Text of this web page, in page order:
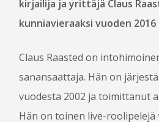
PIENI ROOLIPELISANASTO
OHJELMAOPAS 2016
OHJELMA
kirjailija ja yrittäjä Claus
kunniavieraaksi vuoden 2016
Claus Raasted on
sanansaattaja. Hän on
vuodesta 2002 ja toimittanut
Hän on toinen live-